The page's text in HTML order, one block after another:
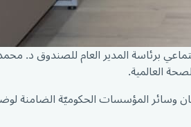
برئاسة المدير العام للصندوق
العالمية.
وسائر المؤسسات الحكوميّة الضامنة